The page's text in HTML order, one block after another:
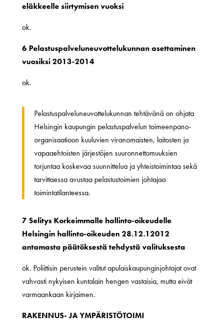
eläkkeelle siirtymisen vuoksi
ok.
6 Pelastuspalveluneuvottelukunnan asettaminen
vuosiksi 2013-2014
ok.
Pelastuspalveluneuvottelukunnan tehtävänä on ohjata
Helsingin kaupungin pelastuspalvelun toimeenpano-
organisaatioon kuuluvien viranomaisten, laitosten ja
vapaaehtoisten järjestöjen suuronnettomuuksien
torjuntaa koskevaa suunnittelua ja yhteistoimintaa sekä
tarvittaessa avustaa pelastustoimien johtajaa
toimintatilanteessa.
7 Selitys Korkeimmalle hallinto-oikeudelle
Helsingin hallinto-oikeuden 28.12.12012
antamasta päätöksestä tehdystä valituksesta
ok. Poliittisin perustein valitut apulaiskaupunginjohtajat ovat
vahvasti nykyisen kuntalain hengen vastaisia, mutta eivät
varmaankaan kirjaimen.
RAKENNUS- JA YMPÄRISTÖTOIMI